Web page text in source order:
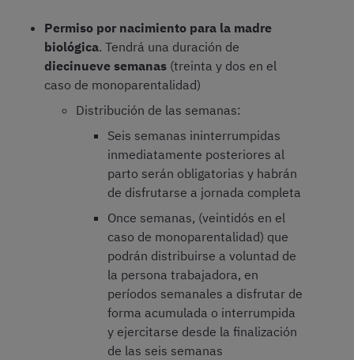
Permiso por nacimiento para la madre
biológica. Tendrá una duración de
diecinueve semanas (treinta y dos en el
caso de monoparentalidad)
Distribución de las semanas:
Seis semanas ininterrumpidas
inmediatamente posteriores al
parto serán obligatorias y habrán
de disfrutarse a jornada completa
Once semanas, (veintidós en el
caso de monoparentalidad) que
podrán distribuirse a voluntad de
la persona trabajadora, en
períodos semanales a disfrutar de
forma acumulada o interrumpida
y ejercitarse desde la finalización
de las seis semanas